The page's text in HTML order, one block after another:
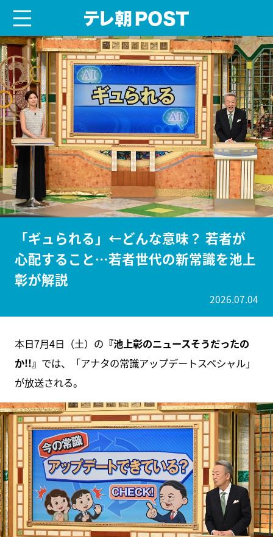
「ギュられる」←どんな意味？ 若者が
心配すること…若者世代の新常識を池上
彰が解説
2026.07.04
本日7月4日（土）の 『池上彰のニュースそうだったの
か!!』 では、「アナタの常識アップデートスペシャル」
が放送される。